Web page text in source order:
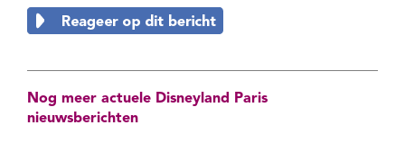
Nog meer actuele Disneyland Paris
nieuwsberichten